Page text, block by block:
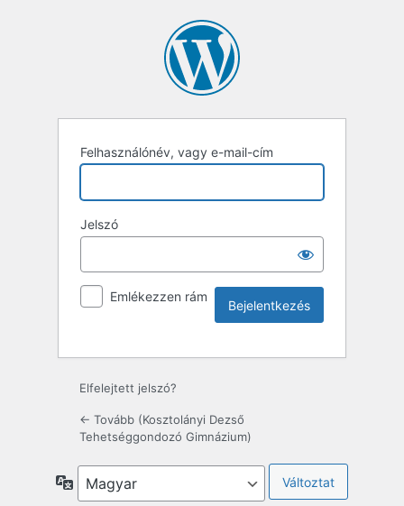
Felhasználónév, vagy e-mail-cím
Jelszó
Emlékezzen rám
Elfelejtett jelszó?
← Tovább (Kosztolányi Dezső
Tehetséggondozó Gimnázium)
Nyelv